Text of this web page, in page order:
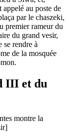
au poste de
par le chaszeki,
premier rameur du
du grand vesir,
rendre à
de la mosquée
III et du
montre la